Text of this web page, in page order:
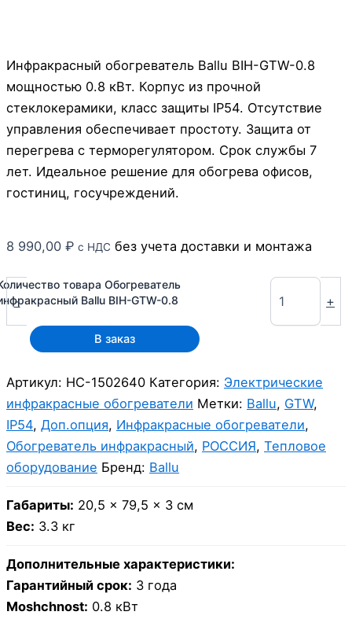
Инфракрасный обогреватель Ballu BIH-GTW-0.8
мощностью 0.8 кВт. Корпус из прочной
стеклокерамики, класс защиты IP54. Отсутствие
управления обеспечивает простоту. Защита от
перегрева с терморегулятором. Срок службы 7
лет. Идеальное решение для обогрева офисов,
гостиниц, госучреждений.
8 990,00 ₽ с НДС без учета доставки и монтажа
-
товара Обогреватель
Ballu BIH-GTW-0.8
+
В заказ
Артикул: НС-1502640 Категория: Электрические
инфракрасные обогреватели Метки: Ballu, GTW,
IP54, Доп.опция, Инфракрасные обогреватели,
Обогреватель инфракрасный, РОССИЯ, Тепловое
оборудование Бренд: Ballu
Габариты: 20,5 × 79,5 × 3 см
Вес: 3.3 кг
Дополнительные характеристики:
Гарантийный срок: 3 года
Moshchnost: 0.8 кВт